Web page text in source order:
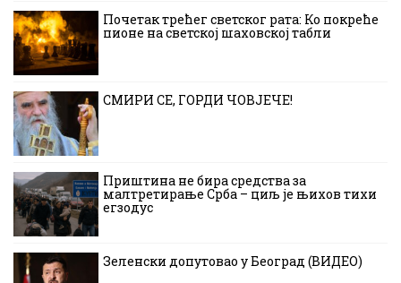
Почетак трећег светског рата: Ко покреће
пионе на светској шаховској табли
СМИРИ СЕ, ГОРДИ ЧОВЈЕЧЕ!
Приштина не бира средства за
малтретирање Срба – циљ је њихов тихи
егзодус
Зеленски допутовао у Београд (ВИДЕО)